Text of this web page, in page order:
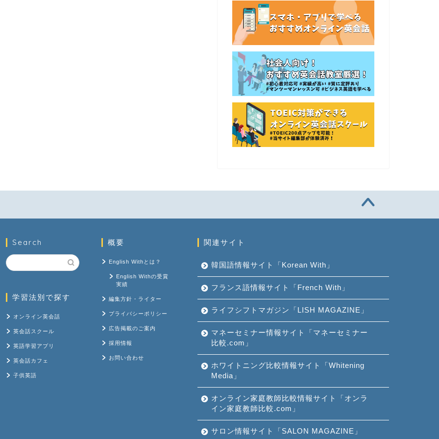
Search
学習法別で探す
オンライン英会話
英会話スクール
英語学習アプリ
英会話カフェ
子供英語
概要
English Withとは？
English Withの受賞
実績
編集方針・ライター
プライバシーポリシー
広告掲載のご案内
採用情報
お問い合わせ
関連サイト
韓国語情報サイト「Korean With」
フランス語情報サイト「French With」
ライフシフトマガジン「LISH MAGAZINE」
マネーセミナー情報サイト「マネーセミナー
比較.com」
ホワイトニング比較情報サイト「Whitening
Media」
オンライン家庭教師比較情報サイト「オンラ
イン家庭教師比較.com」
サロン情報サイト「SALON MAGAZINE」